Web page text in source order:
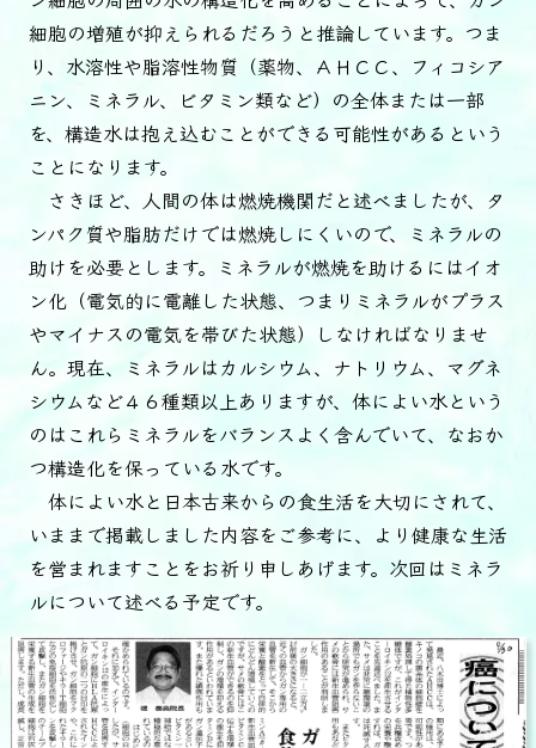
細胞の増殖が抑えられるだろうと推論しています。つま
り、水溶性や脂溶性物質（薬物、ＡＨＣＣ、フィコシア
ニン、ミネラル、ビタミン類など）の全体または一部
を、構造水は抱え込むことができる可能性があるという
ことになります。
さきほど、人間の体は燃焼機関だと述べましたが、タ
ンパク質や脂肪だけでは燃焼しにくいので、ミネラルの
助けを必要とします。ミネラルが燃焼を助けるにはイオ
ン化（電気的に電離した状態、つまりミネラルがプラス
やマイナスの電気を帯びた状態）しなければなりませ
ん。現在、ミネラルはカルシウム、ナトリウム、マグネ
シウムなど４６種類以上ありますが、体によい水という
のはこれらミネラルをバランスよく含んでいて、なおか
つ構造化を保っている水です。
体によい水と日本古来からの食生活を大切にされて、
いままで掲載しました内容をご参考に、より健康な生活
を営まれますことをお祈り申しあげます。次回はミネラ
ルについて述べる予定です。